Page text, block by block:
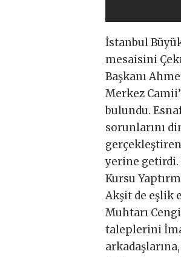
İstanbul
mesaisini
Başkanı
Merkez
bulundu.
sorunlarını
yerine getirdi.
Kursu
Akşit de eşlik
Muhtarı
taleplerini